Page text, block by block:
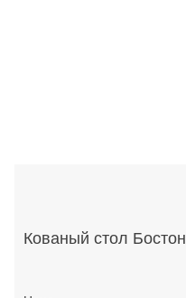
Кованый стол Бостон